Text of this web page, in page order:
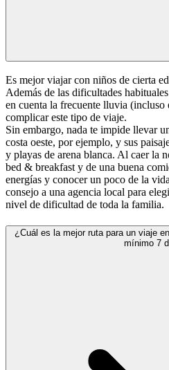
Es mejor viajar con niños de cierta
Además de las dificultades
en cuenta la frecuente lluvia (incluso
complicar este tipo de viaje.
Sin embargo, nada te impide llevar
costa oeste, por ejemplo, y sus
y playas de arena blanca. Al caer la
bed & breakfast y de una buena
energías y conocer un poco de la
consejo a una agencia local para
nivel de dificultad de toda la familia.
¿Cuál es la mejor ruta para un viaje
mínimo 7